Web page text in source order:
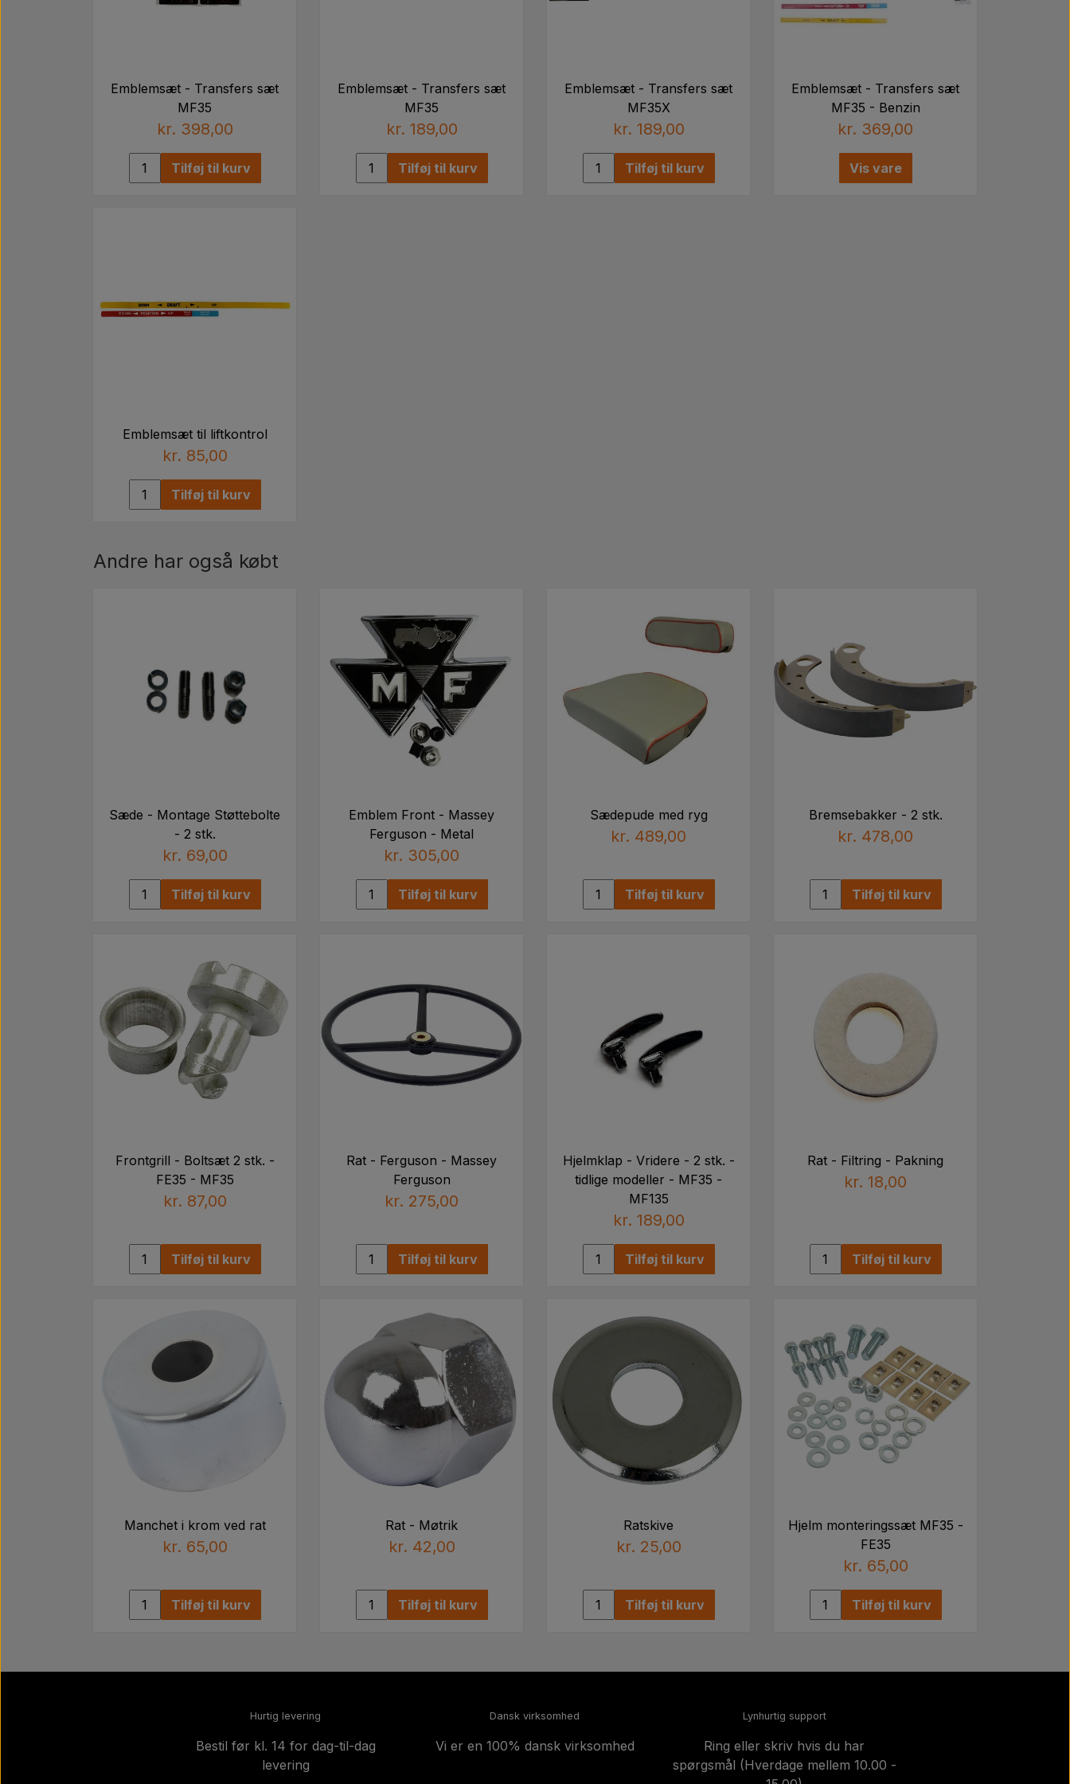
Emblemsæt - Transfers sæt
MF35
kr. 398,00
Tilføj til kurv
Emblemsæt - Transfers sæt
MF35
kr. 189,00
Tilføj til kurv
Emblemsæt - Transfers sæt
MF35X
kr. 189,00
Tilføj til kurv
Emblemsæt - Transfers sæt
MF35 - Benzin
kr. 369,00
Vis vare
Emblemsæt til liftkontrol
kr. 85,00
Tilføj til kurv
Andre har også købt
Sæde - Montage Støttebolte
- 2 stk.
kr. 69,00
Tilføj til kurv
Emblem Front - Massey
Ferguson - Metal
kr. 305,00
Tilføj til kurv
Sædepude med ryg
kr. 489,00
Tilføj til kurv
Bremsebakker - 2 stk.
kr. 478,00
Tilføj til kurv
Frontgrill - Boltsæt 2 stk. -
FE35 - MF35
kr. 87,00
Tilføj til kurv
Rat - Ferguson - Massey
Ferguson
kr. 275,00
Tilføj til kurv
Hjelmklap - Vridere - 2 stk. -
tidlige modeller - MF35 -
MF135
kr. 189,00
Tilføj til kurv
Rat - Filtring - Pakning
kr. 18,00
Tilføj til kurv
Manchet i krom ved rat
kr. 65,00
Tilføj til kurv
Rat - Møtrik
kr. 42,00
Tilføj til kurv
Ratskive
kr. 25,00
Tilføj til kurv
Hjelm monteringssæt MF35 -
FE35
kr. 65,00
Tilføj til kurv
Hurtig levering
Bestil før kl. 14 for dag-til-dag
levering
Dansk virksomhed
Vi er en 100% dansk virksomhed
Lynhurtig support
Ring eller skriv hvis du har
spørgsmål (Hverdage mellem 10.00 -